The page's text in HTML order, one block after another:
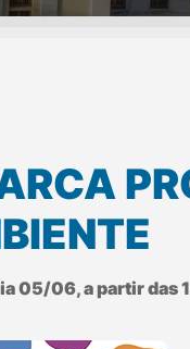
05/06, a partir das